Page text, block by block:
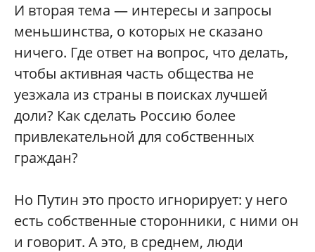
И вторая тема — интересы и запросы
меньшинства, о которых не сказано
ничего. Где ответ на вопрос, что делать,
чтобы активная часть общества не
уезжала из страны в поисках лучшей
доли? Как сделать Россию более
привлекательной для собственных
граждан?
Но Путин это просто игнорирует: у него
есть собственные сторонники, с ними он
и говорит. А это, в среднем, люди